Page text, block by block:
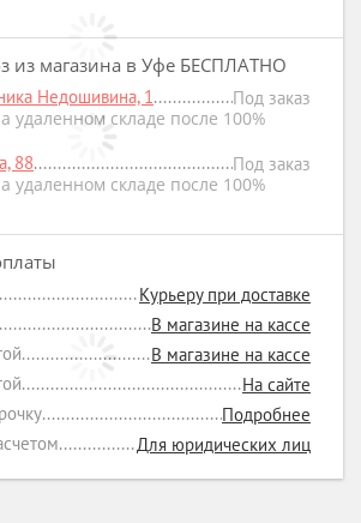
из магазина в Уфе БЕСПЛАТНО
Недошивина, 1
Под заказ
удаленном складе после 100%
88
Под заказ
удаленном складе после 100%
Курьеру при доставке
В магазине на кассе
В магазине на кассе
На сайте
Подробнее
Для юридических лиц